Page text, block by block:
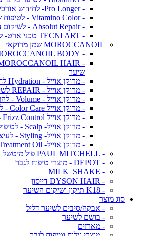
- Pro Longer- לחידוש אורכי השיער
- Vitamino Color - לטיפוח שיער צבוע
- Absolut Repair - לשיקום השיער
- TECNI ART טכני ארט- לוריאל פרופסיונל
MOROCCANOIL שמן מרוקאי
- MOROCCANOIL BODY - מוצרי גוף
שיער
- מרוקן אוייל - Hydration לחות והזנה
- מרוקן אוייל - REPAIR לשיקום השיער
- מרוקן אוייל - Volume - להענקת נפח
- מרוקן אוייל Color Care - לשיער צבוע
- מרוקן אוייל Frizz Control - לניטרול קרזול
- מרוקן אוייל- Scalp - לטיפול ואיזון הקרקפת
- מרוקן אוייל- Styling - לעיצוב
- מרוקן אוייל- Treatment Oil- שמן מרוקאי טיפולי
- PAUL MITCHELL פול מיטשל
- DEPOT - מוצרי טיפוח לגבר
- MILK_SHAKE
- DYSON HAIR דייסון
- K18 תיקון ושיקום השיער
סוג מוצר
- אבקה/סיבים לשיער דליל
- בושם לשיער
- מארזים